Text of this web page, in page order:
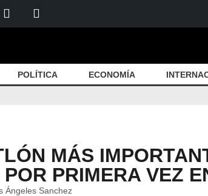
POLÍTICA ECONOMÍA
MÁS
PRIMERA VEZ
Ángeles Sanchez